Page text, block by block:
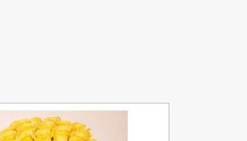
Après-demain